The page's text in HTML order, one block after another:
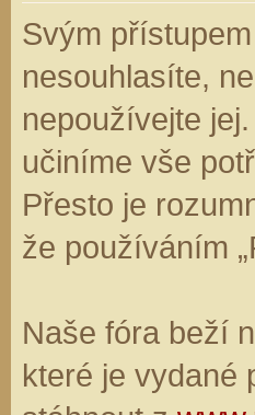
Svým
nesouhlasíte,
nepoužívejte
učiníme vše
Přesto je
že používáním
Naše fóra beží
které je vydané